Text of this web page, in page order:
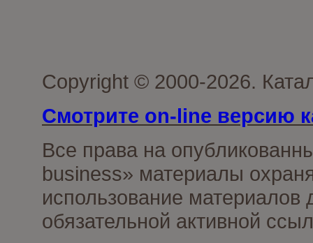
Copyright © 2000-2026.
Смотрите on-line версию
Все права на
business» материалы
использование материалов
обязательной активной